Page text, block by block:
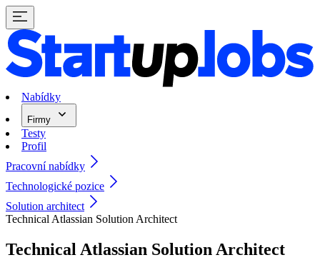
Nabídky
Firmy
Testy
Profil
Pracovní nabídky
Technologické pozice
Solution architect
Technical Atlassian Solution Architect
Technical Atlassian Solution Architect